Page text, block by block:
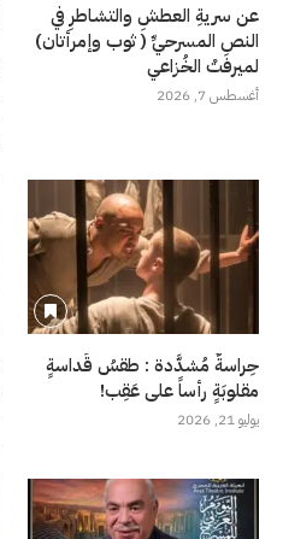
عن سريةِ العطشِ والتشاطرِ في
النصِ المسرحيِّ ( ثوب وإمرأتان)
لميرفتْ الخُزاعي
أغسطس 7, 2026
حِراسةٌ مُشدَّدة : طقسُ قَداسةٍ
مقلوبَةٍ رأساً على عَقِب!
يوليو 21, 2026